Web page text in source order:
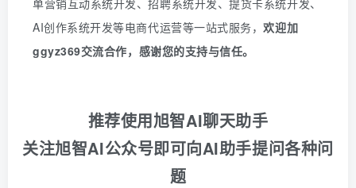
AI创作系统开发等电商代运营等一站式服务，欢迎加
ggyz369交流合作，感谢您的支持与信任。
推荐使用旭智AI聊天助手
关注旭智AI公众号即可向AI助手提问各种问
题